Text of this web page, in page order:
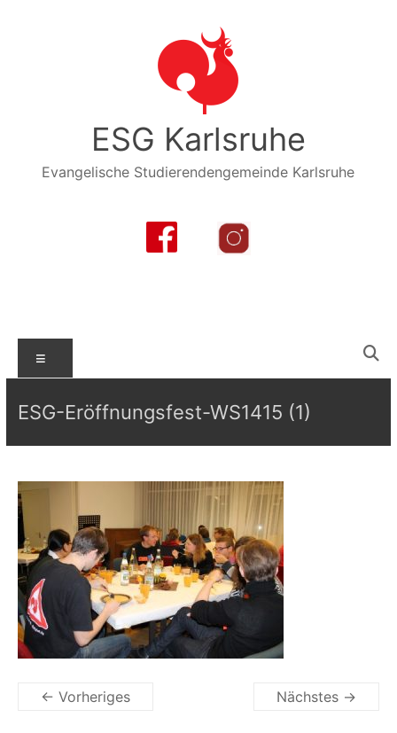
ESG Karlsruhe
Evangelische Studierendengemeinde Karlsruhe
ESG-Eröffnungsfest-WS1415 (1)
← Vorheriges Nächstes →